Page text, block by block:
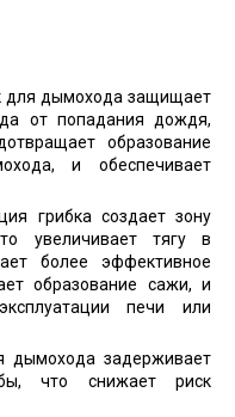
для дымохода защищает
от попадания дождя,
образование
и обеспечивает
грибка создает зону
увеличивает тягу в
более эффективное
образование сажи, и
печи или
дымохода задерживает
что снижает риск